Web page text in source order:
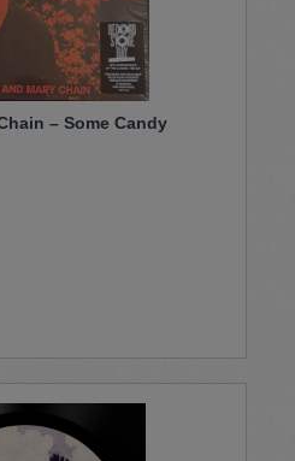
– Some Candy